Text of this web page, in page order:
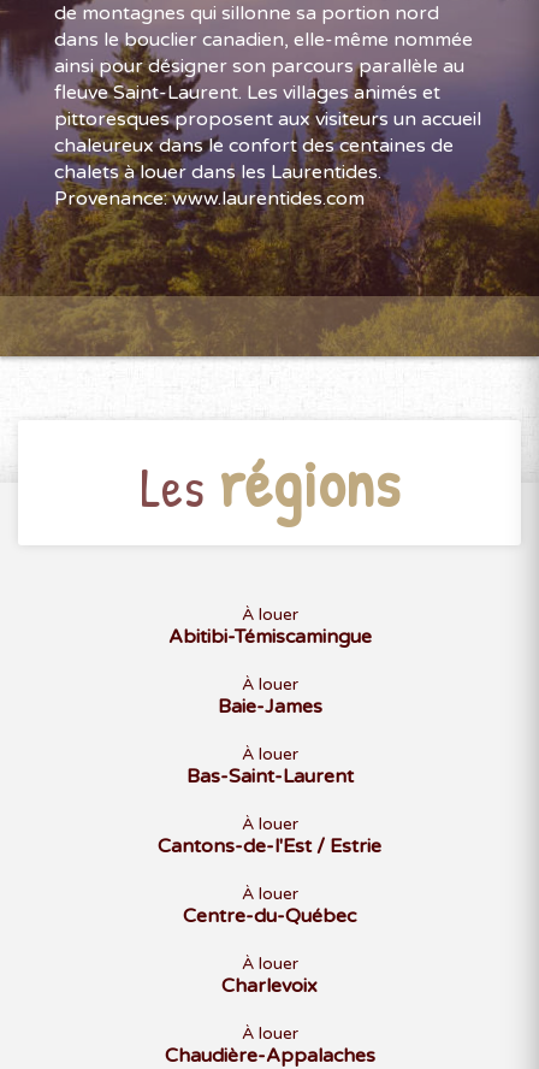
de montagnes qui sillonne sa portion nord
dans le bouclier canadien, elle-même nommée
ainsi pour désigner son parcours parallèle au
fleuve Saint-Laurent. Les villages animés et
pittoresques proposent aux visiteurs un accueil
chaleureux dans le confort des centaines de
chalets à louer dans les Laurentides.
Provenance: www.laurentides.com
Les régions
À louer
Abitibi-Témiscamingue
À louer
Baie-James
À louer
Bas-Saint-Laurent
À louer
Cantons-de-l'Est / Estrie
À louer
Centre-du-Québec
À louer
Charlevoix
À louer
Chaudière-Appalaches